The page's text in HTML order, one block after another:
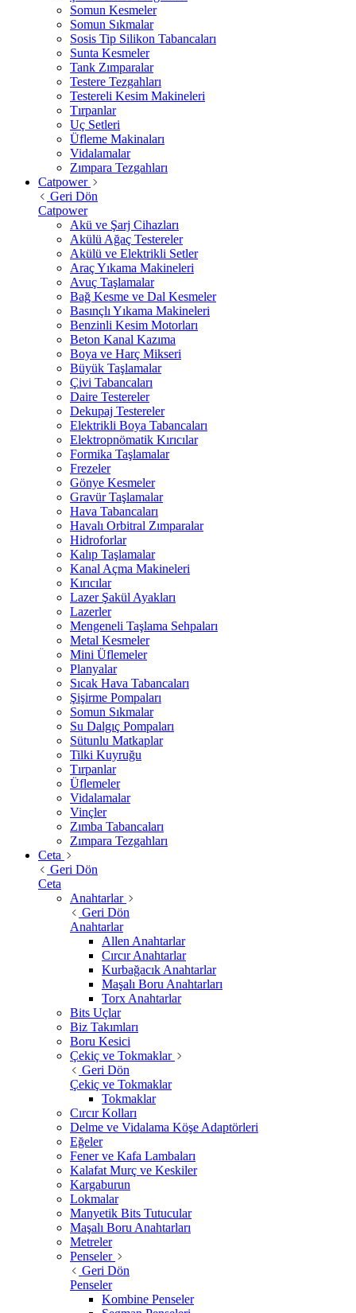
Somun Kesmeler
Somun Sıkmalar
Sosis Tip Silikon Tabancaları
Sunta Kesmeler
Tank Zımparalar
Testere Tezgahları
Testereli Kesim Makineleri
Tırpanlar
Uç Setleri
Üfleme Makinaları
Vidalamalar
Zımpara Tezgahları
Catpower
Geri Dön
Catpower
Akü ve Şarj Cihazları
Akülü Ağaç Testereler
Akülü ve Elektrikli Setler
Araç Yıkama Makineleri
Avuç Taşlamalar
Bağ Kesme ve Dal Kesmeler
Basınçlı Yıkama Makineleri
Benzinli Kesim Motorları
Beton Kanal Kazıma
Boya ve Harç Mikseri
Büyük Taşlamalar
Çivi Tabancaları
Daire Testereler
Dekupaj Testereler
Elektrikli Boya Tabancaları
Elektropnömatik Kırıcılar
Formika Taşlamalar
Frezeler
Gönye Kesmeler
Gravür Taşlamalar
Hava Tabancaları
Havalı Orbitral Zımparalar
Hidroforlar
Kalıp Taşlamalar
Kanal Açma Makineleri
Kırıcılar
Lazer Şakül Ayakları
Lazerler
Mengeneli Taşlama Sehpaları
Metal Kesmeler
Mini Üflemeler
Planyalar
Sıcak Hava Tabancaları
Şişirme Pompaları
Somun Sıkmalar
Su Dalgıç Pompaları
Sütunlu Matkaplar
Tilki Kuyruğu
Tırpanlar
Üflemeler
Vidalamalar
Vinçler
Zımba Tabancaları
Zımpara Tezgahları
Ceta
Geri Dön
Ceta
Anahtarlar
Geri Dön
Anahtarlar
Allen Anahtarlar
Cırcır Anahtarlar
Kurbağacık Anahtarlar
Maşalı Boru Anahtarları
Torx Anahtarlar
Bits Uçlar
Biz Takımları
Boru Kesici
Çekiç ve Tokmaklar
Geri Dön
Çekiç ve Tokmaklar
Tokmaklar
Cırcır Kolları
Delme ve Vidalama Köşe Adaptörleri
Eğeler
Fener ve Kafa Lambaları
Kalafat Murç ve Keskiler
Kargaburun
Lokmalar
Manyetik Bits Tutucular
Maşalı Boru Anahtarları
Metreler
Penseler
Geri Dön
Penseler
Kombine Penseler